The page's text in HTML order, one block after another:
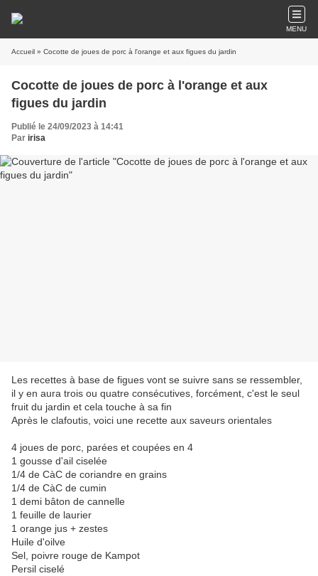
MENU
Accueil » Cocotte de joues de porc à l'orange et aux figues du jardin
Cocotte de joues de porc à l'orange et aux
figues du jardin
Publié le 24/09/2023 à 14:41
Par irisa
Les recettes à base de figues vont se suivre sans se ressembler,
il y en aura trois ou quatre consécutives, forcément, c'est le seul
fruit du jardin et cela touche à sa fin
Après le clafoutis, voici une recette aux saveurs orientales
4 joues de porc, parées et coupées en 4
1 gousse d'ail ciselée
1/4 de CàC de coriandre en grains
1/4 de CàC de cumin
1 demi bâton de cannelle
1 feuille de laurier
1 orange jus + zestes
Huile d'oilve
Sel, poivre rouge de Kampot
Persil ciselé